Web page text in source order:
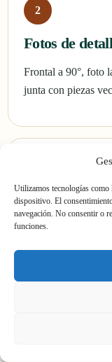
Utilizamos tecnologías como
dispositivo. El
navegación. No consentir o
funciones.
Fotos de
Frontal a 90°, foto
junta con piezas
Medidas
Lado, ancho, largo
medida más